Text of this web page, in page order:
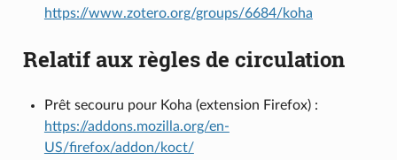
https://www.zotero.org/groups/6684/koha
Relatif aux règles de circulation
Prêt secouru pour Koha (extension Firefox) :
https://addons.mozilla.org/en-
US/firefox/addon/koct/